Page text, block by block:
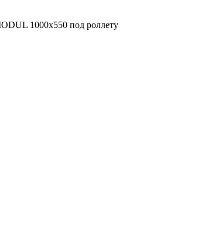
1000х550 под роллету